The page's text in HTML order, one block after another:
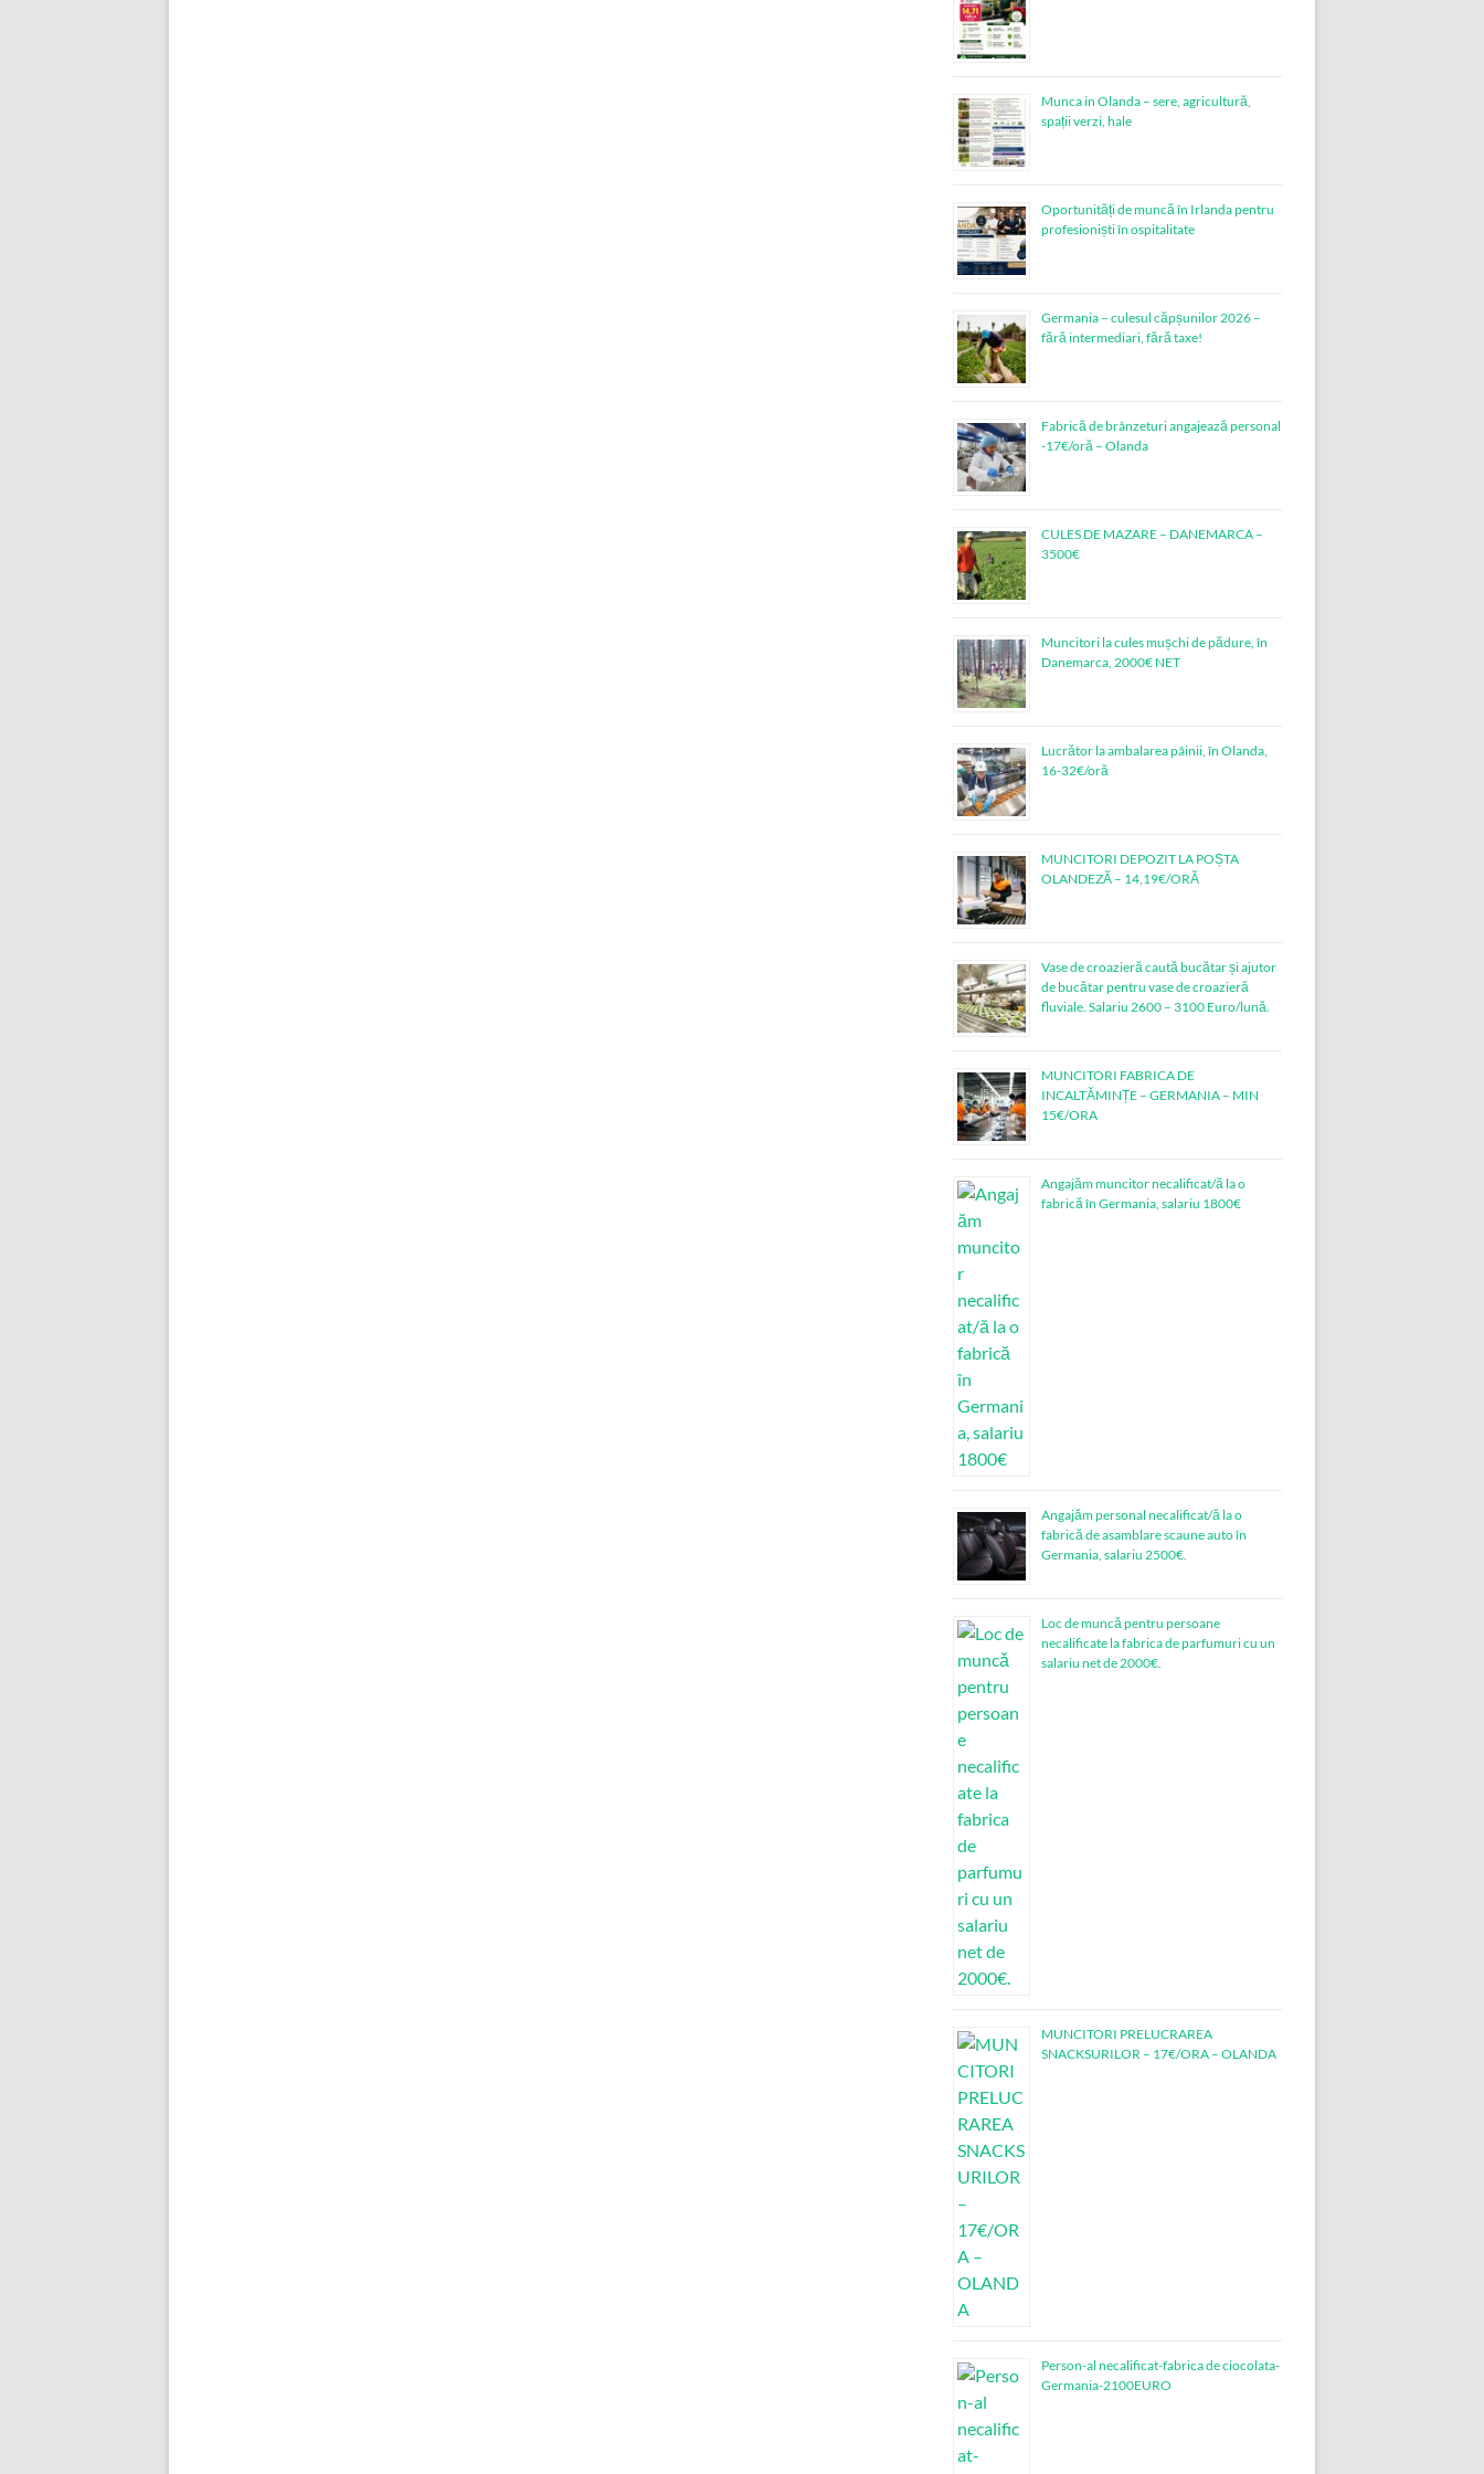
Munca in Olanda – sere, agricultură,
spații verzi, hale
Oportunități de muncă în Irlanda pentru
profesioniști în ospitalitate
Germania – culesul căpșunilor 2026 –
fără intermediari, fără taxe!
Fabrică de brânzeturi angajează personal
-17€/oră – Olanda
CULES DE MAZARE – DANEMARCA –
3500€
Muncitori la cules mușchi de pădure, în
Danemarca, 2000€ NET
Lucrător la ambalarea pâinii, în Olanda,
16-32€/oră
MUNCITORI DEPOZIT LA POȘTA
OLANDEZĂ – 14,19€/ORĂ
Vase de croazieră caută bucătar și ajutor
de bucătar pentru vase de croazieră
fluviale. Salariu 2600 – 3100 Euro/lună.
MUNCITORI FABRICA DE
INCALTĂMINȚE – GERMANIA – MIN
15€/ORA
Angajăm muncitor necalificat/ă la o
fabrică în Germania, salariu 1800€
Angajăm personal necalificat/ă la o
fabrică de asamblare scaune auto în
Germania, salariu 2500€.
Loc de muncǎ pentru persoane
necalificate la fabrica de parfumuri cu un
salariu net de 2000€.
MUNCITORI PRELUCRAREA
SNACKSURILOR – 17€/ORA – OLANDA
Person-al necalificat-fabrica de ciocolata-
Germania-2100EURO